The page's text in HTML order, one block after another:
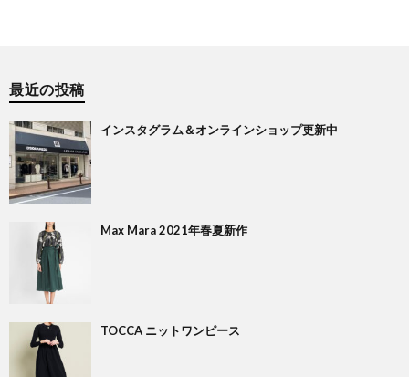
最近の投稿
インスタグラム＆オンラインショップ更新中
Max Mara 2021年春夏新作
TOCCA ニットワンピース